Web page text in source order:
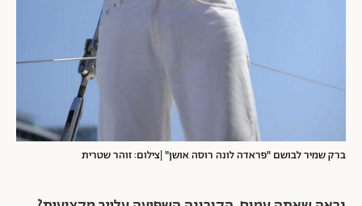
ברק שמיר לבושם "פראדה לונה רוסה אושן" |צילום: זוהר שטרית